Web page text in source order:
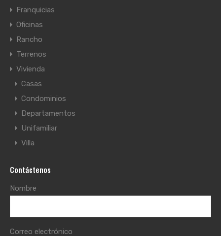
Franquicias
Oficinas
Rancho
Terrenos
Vivienda
Casas
Condominios
Departamentos
Unifamiliar
Villa
Contáctenos
Nombre
Correo electrónico